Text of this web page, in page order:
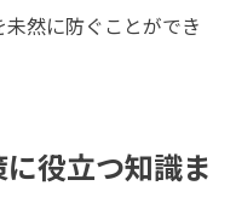
然に防ぐことができ
役立つ知識ま